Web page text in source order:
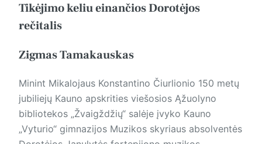
Tikėjimo keliu einančios Dorotėjos
rečitalis
Zigmas Tamakauskas
Minint Mikalojaus Konstantino Čiurlionio 150 metų
jubiliejų Kauno apskrities viešosios Ąžuolyno
bibliotekos „Žvaigždžių“ salėje įvyko Kauno
„Vyturio“ gimnazijos Muzikos skyriaus absolventės